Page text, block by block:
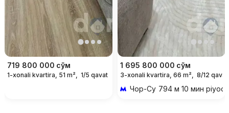
719 800 000 сўм
1-xonali kvartira, 51 m², 1/5 qavat
1 695 800 000 сўм
3-xonali kvartira, 66 m², 8/12 qavat
Чор-Су 794 м 10 мин piyoda